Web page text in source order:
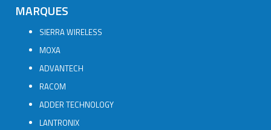
MARQUES
SIERRA WIRELESS
MOXA
ADVANTECH
RACOM
ADDER TECHNOLOGY
LANTRONIX